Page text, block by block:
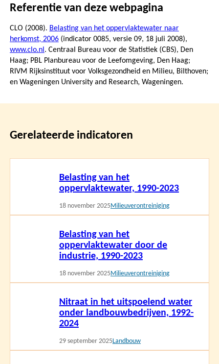
Referentie van deze webpagina
CLO (2008). Belasting van het oppervlaktewater naar
herkomst, 2006 (indicator 0085, versie 09, 18 juli 2008),
www.clo.nl . Centraal Bureau voor de Statistiek (CBS), Den
Haag; PBL Planbureau voor de Leefomgeving, Den Haag;
RIVM Rijksinstituut voor Volksgezondheid en Milieu, Bilthoven;
en Wageningen University and Research, Wageningen.
Gerelateerde indicatoren
Belasting van het
oppervlaktewater, 1990-2023
18 november 2025Milieuverontreiniging
Belasting van het
oppervlaktewater door de
industrie, 1990-2023
18 november 2025Milieuverontreiniging
Nitraat in het uitspoelend water
onder landbouwbedrijven, 1992-
2024
29 september 2025Landbouw